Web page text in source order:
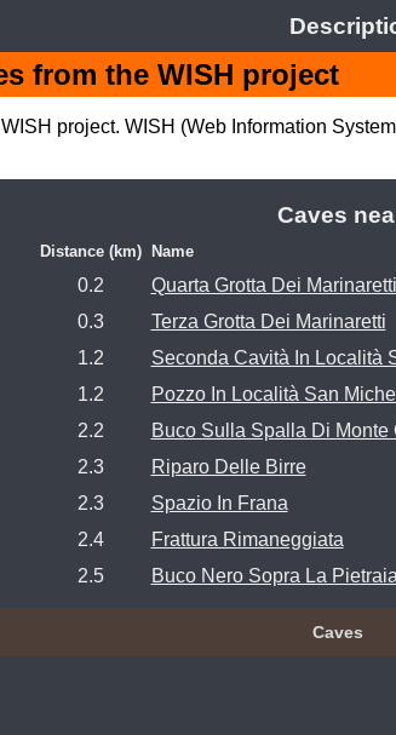
from the WISH project
project. WISH (Web Information
Caves
Distance (km) Name
0.2 Quarta Grotta Dei Marinaretti
0.3
Terza Grotta Dei Marinaretti
1.2
Seconda Cavità In Località
1.2
Pozzo In Località San
2.2
Buco Sulla Spalla Di Monte
2.3
Riparo Delle Birre
2.3
Spazio In Frana
2.4
Frattura Rimaneggiata
2.5
Buco Nero Sopra La Pietraia
Caves